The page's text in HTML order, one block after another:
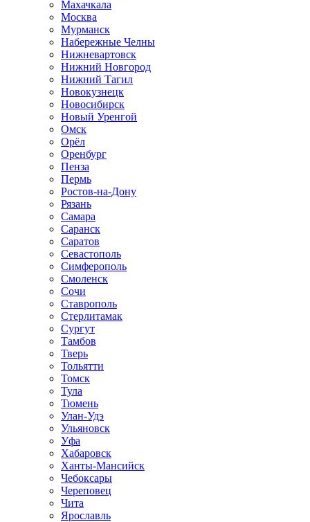
Махачкала
Москва
Мурманск
Набережные Челны
Нижневартовск
Нижний Новгород
Нижний Тагил
Новокузнецк
Новосибирск
Новый Уренгой
Омск
Орёл
Оренбург
Пенза
Пермь
Ростов-на-Дону
Рязань
Самара
Саранск
Саратов
Севастополь
Симферополь
Смоленск
Сочи
Ставрополь
Стерлитамак
Сургут
Тамбов
Тверь
Тольятти
Томск
Тула
Тюмень
Улан-Удэ
Ульяновск
Уфа
Хабаровск
Ханты-Мансийск
Чебоксары
Череповец
Чита
Ярославль